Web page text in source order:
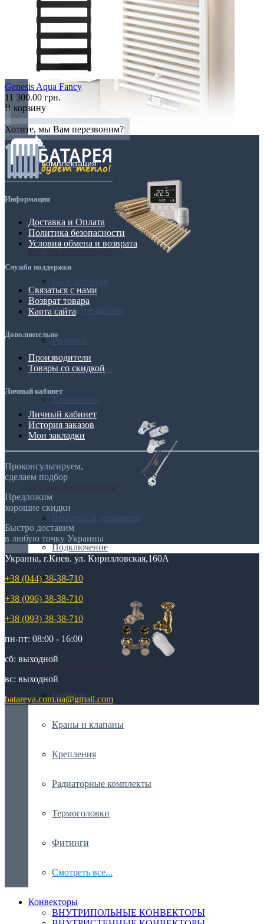
Комплектация
Краны и клапаны
Решетки
Сервоприводы
Термостаты
Подключение
ТЭНы
Все для радиаторов
Бинокли
Краны и клапаны
Крепления
Радиаторные комплекты
Термоголовки
Фитинги
Смотреть все...
Конвекторы
ВНУТРИПОЛЬНЫЕ КОНВЕКТОРЫ
Genesis Aqua Fancy
11 300.00 грн.
В корзину
Хотите, мы Вам перезвоним?
Информация
Доставка и Оплата
Политика безопасности
Условия обмена и возврата
Служба поддержки
Связаться с нами
Возврат товара
Карта сайта
Дополнительно
Производители
Товары со скидкой
Личный кабинет
Личный кабинет
История заказов
Мои закладки
Проконсультируем,
сделаем подбор
Предложим
хорошие скидки
Быстро доставим
в любую точку Украины
Украина, г.Киев. ул. Кирилловская,160А
+38 (044) 38-38-710
+38 (096) 38-38-710
+38 (093) 38-38-710
пн-пт: 08:00 - 16:00
сб: выходной
вс: выходной
batareya.com.ua@gmail.com